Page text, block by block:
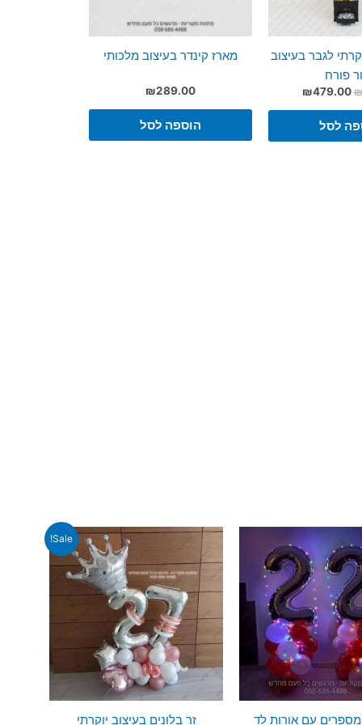
לגבר בעיצוב
פורח
₪המחיר
היה:
₪529.00.
₪479.00
לסל
מארז קינדר בעיצוב מלכותי
₪289.00
הוספה לסל
מספרים עם אורות לד
Sale!
זר בלונים בעיצוב יוקרתי